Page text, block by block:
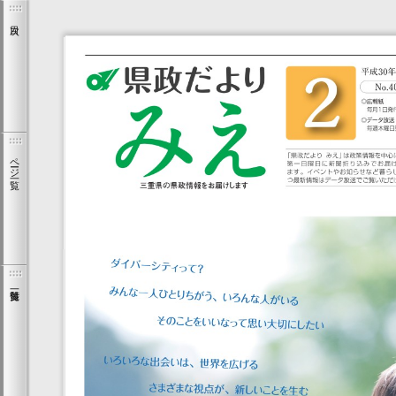
ページ一覧